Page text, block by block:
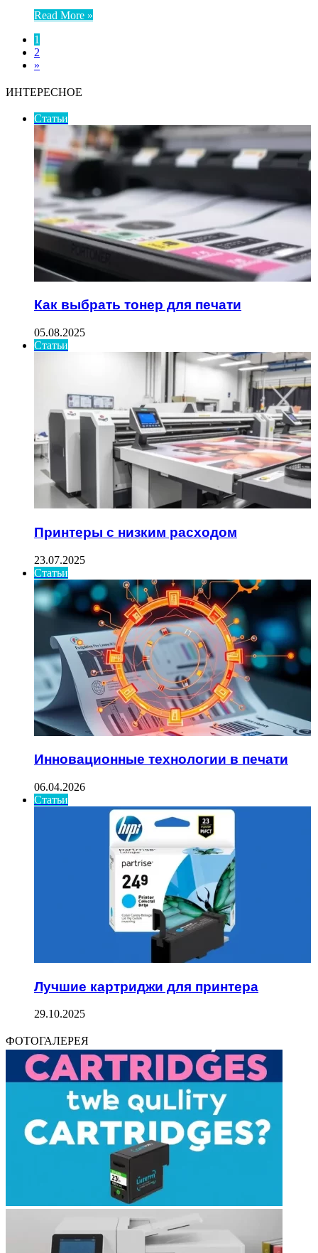
Read More »
1
2
»
ИНТЕРЕСНОЕ
Статьи
Как выбрать тонер для печати
05.08.2025
Статьи
Принтеры с низким расходом
23.07.2025
Статьи
Инновационные технологии в печати
06.04.2026
Статьи
Лучшие картриджи для принтера
29.10.2025
ФОТОГАЛЕРЕЯ